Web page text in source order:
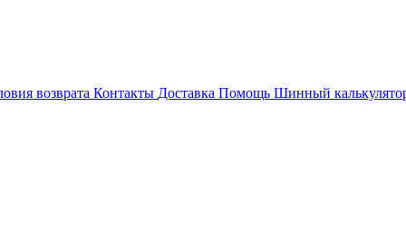
возврата Контакты Доставка Помощь Шинный